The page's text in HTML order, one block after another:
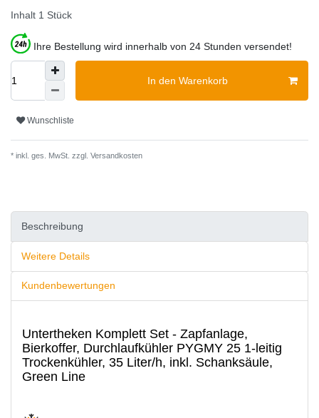
Inhalt 1 Stück
Ihre Bestellung wird innerhalb von 24 Stunden versendet!
In den Warenkorb
Wunschliste
* inkl. ges. MwSt. zzgl. Versandkosten
Beschreibung
Weitere Details
Kundenbewertungen
Untertheken Komplett Set - Zapfanlage,
Bierkoffer, Durchlaufkühler PYGMY 25 1-leitig
Trockenkühler, 35 Liter/h, inkl. Schanksäule,
Green Line